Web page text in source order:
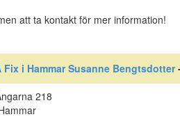
att ta kontakt för mer information!
Fix i Hammar Susanne Bengtsdotter
218